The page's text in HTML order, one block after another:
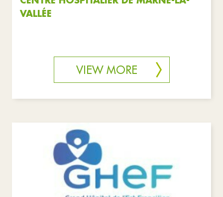
VALLÉE
VIEW MORE